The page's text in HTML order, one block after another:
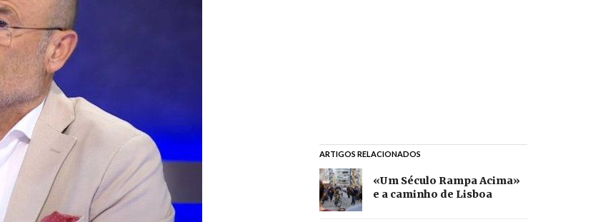
ARTIGOS RELACIONADOS
«Um Século Rampa Acima»
e a caminho de Lisboa